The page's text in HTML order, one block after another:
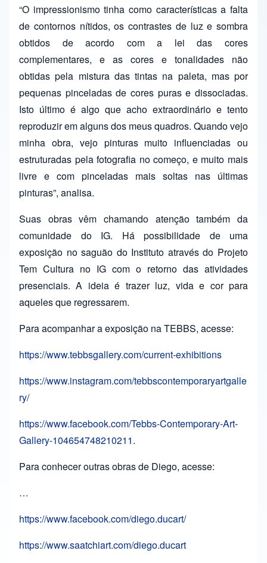
“O impressionismo tinha como características a falta
de contornos nítidos, os contrastes de luz e sombra
obtidos de acordo com a lei das cores
complementares, e as cores e tonalidades não
obtidas pela mistura das tintas na paleta, mas por
pequenas pinceladas de cores puras e dissociadas.
Isto último é algo que acho extraordinário e tento
reproduzir em alguns dos meus quadros. Quando vejo
minha obra, vejo pinturas muito influenciadas ou
estruturadas pela fotografia no começo, e muito mais
livre e com pinceladas mais soltas nas últimas
pinturas”, analisa.
Suas obras vêm chamando atenção também da
comunidade do IG. Há possibilidade de uma
exposição no saguão do Instituto através do Projeto
Tem Cultura no IG com o retorno das atividades
presenciais. A ideia é trazer luz, vida e cor para
aqueles que regressarem.
Para acompanhar a exposição na TEBBS, acesse:
https://www.tebbsgallery.com/current-exhibitions
https://www.instagram.com/tebbscontemporaryartgalle
ry/
https://www.facebook.com/Tebbs-Contemporary-Art-
Gallery-104654748210211.
Para conhecer outras obras de Diego, acesse:
…
https://www.facebook.com/diego.ducart/
https://www.saatchiart.com/diego.ducart